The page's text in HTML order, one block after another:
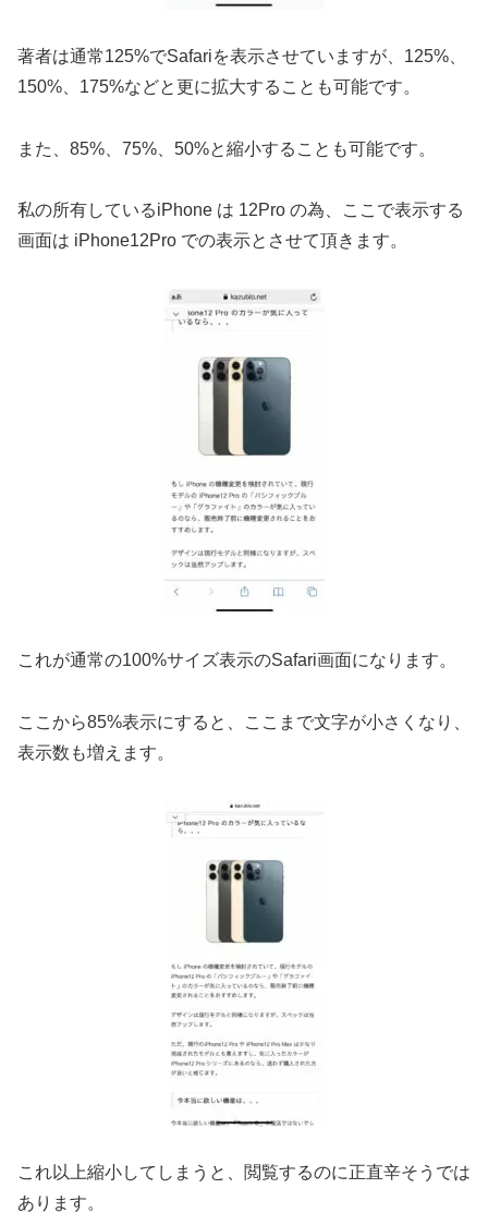
著者は通常125%でSafariを表示させていますが、125%、
150%、175%などと更に拡大することも可能です。
また、85%、75%、50%と縮小することも可能です。
私の所有しているiPhone は 12Pro の為、ここで表示する
画面は iPhone12Pro での表示とさせて頂きます。
これが通常の100%サイズ表示のSafari画面になります。
ここから85%表示にすると、ここまで文字が小さくなり、
表示数も増えます。
これ以上縮小してしまうと、閲覧するのに正直辛そうでは
あります。